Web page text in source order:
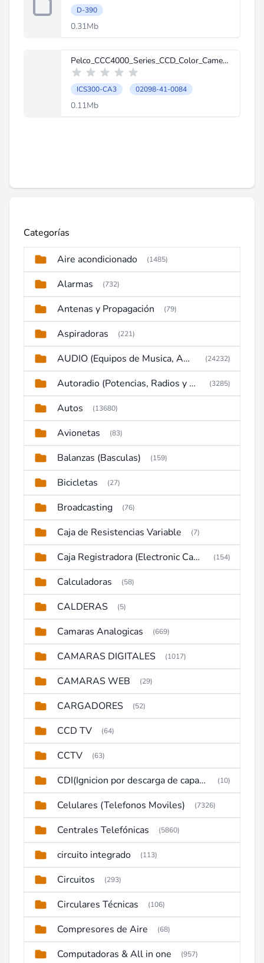
D-390
0.31Mb
Pelco_CCC4000_Series_CCD_Color_Camera_manual.pdf
ICS300-CA3 02098-41-0084
0.11Mb
Categorías
Aire acondicionado (1485)
Alarmas (732)
Antenas y Propagación (79)
Aspiradoras (221)
AUDIO (Equipos de Musica, Amplificadores, Reproductores, Etc) (24232)
Autoradio (Potencias, Radios y DVD) (3285)
Autos (13680)
Avionetas (83)
Balanzas (Basculas) (159)
Bicicletas (27)
Broadcasting (76)
Caja de Resistencias Variable (7)
Caja Registradora (Electronic Cash Register) (154)
Calculadoras (58)
CALDERAS (5)
Camaras Analogicas (669)
CAMARAS DIGITALES (1017)
CAMARAS WEB (29)
CARGADORES (52)
CCD TV (64)
CCTV (63)
CDI(Ignicion por descarga de capacitor) (10)
Celulares (Telefonos Moviles) (7326)
Centrales Telefónicas (5860)
circuito integrado (113)
Circuitos (293)
Circulares Técnicas (106)
Compresores de Aire (68)
Computadoras & All in one (957)